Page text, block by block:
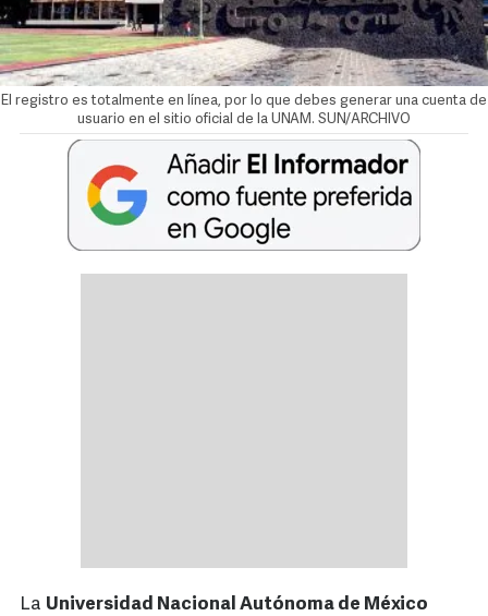
El registro es totalmente en línea, por lo que debes generar una cuenta de
usuario en el sitio oficial de la UNAM. SUN/ARCHIVO
La Universidad Nacional Autónoma de México